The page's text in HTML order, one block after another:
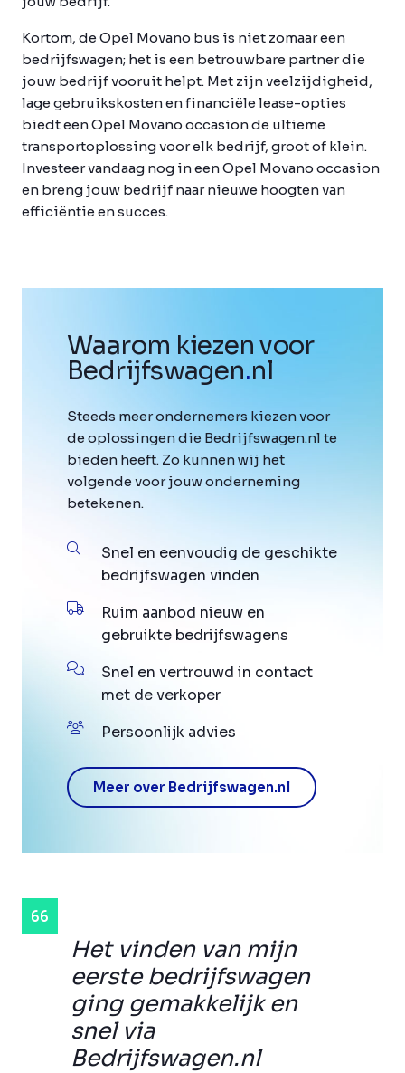
Kortom, de Opel Movano bus is niet zomaar een
bedrijfswagen; het is een betrouwbare partner die
jouw bedrijf vooruit helpt. Met zijn veelzijdigheid,
lage gebruikskosten en financiële lease-opties
biedt een Opel Movano occasion de ultieme
transportoplossing voor elk bedrijf, groot of klein.
Investeer vandaag nog in een Opel Movano occasion
en breng jouw bedrijf naar nieuwe hoogten van
efficiëntie en succes.
Het vinden van mijn
eerste bedrijfswagen
ging gemakkelijk en
snel via
Bedrijfswagen.nl
Waarom kiezen voor
Bedrijfswagen.nl
Steeds meer ondernemers kiezen voor
de oplossingen die Bedrijfswagen.nl te
bieden heeft. Zo kunnen wij het
volgende voor jouw onderneming
betekenen.
Snel en eenvoudig de geschikte
bedrijfswagen vinden
Ruim aanbod nieuw en
gebruikte bedrijfswagens
Snel en vertrouwd in contact
met de verkoper
Persoonlijk advies
Meer over Bedrijfswagen.nl